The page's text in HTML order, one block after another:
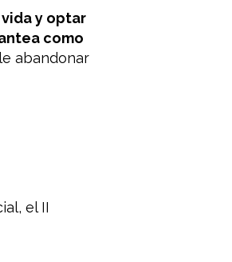
y optar
como
abandonar
el II